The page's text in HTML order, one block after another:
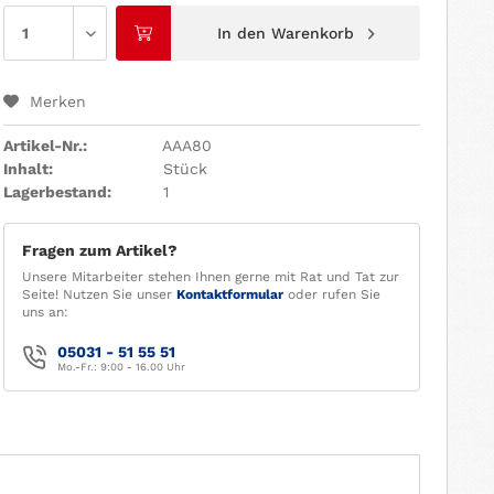
In den Warenkorb
Merken
Artikel-Nr.:
AAA80
Inhalt:
Stück
Lagerbestand:
1
Fragen zum Artikel?
Unsere Mitarbeiter stehen Ihnen gerne mit Rat und Tat zur
Seite! Nutzen Sie unser Kontaktformularoder rufen Sie
uns an:
05031 - 51 55 51
Mo.-Fr.: 9:00 - 16.00 Uhr